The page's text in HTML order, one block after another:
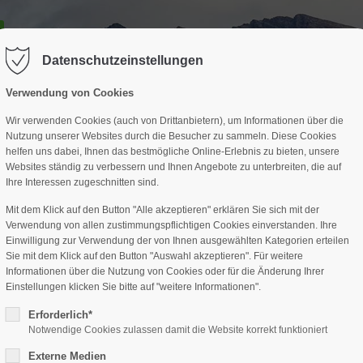
"offcanvas-col2" existiert leider
Der Eintrag "offcanvas-col3"
nicht.
Datenschutzeinstellungen
Verwendung von Cookies
Wir verwenden Cookies (auch von Drittanbietern), um Informationen über die
Nutzung unserer Websites durch die Besucher zu sammeln. Diese Cookies
helfen uns dabei, Ihnen das bestmögliche Online-Erlebnis zu bieten, unsere
Websites ständig zu verbessern und Ihnen Angebote zu unterbreiten, die auf
Ihre Interessen zugeschnitten sind.
Mit dem Klick auf den Button "Alle akzeptieren" erklären Sie sich mit der
Verwendung von allen zustimmungspflichtigen Cookies einverstanden. Ihre
Einwilligung zur Verwendung der von Ihnen ausgewählten Kategorien erteilen
Sie mit dem Klick auf den Button "Auswahl akzeptieren". Für weitere
Informationen über die Nutzung von Cookies oder für die Änderung Ihrer
Einstellungen klicken Sie bitte auf "weitere Informationen".
Erforderlich*
Notwendige Cookies zulassen damit die Website korrekt funktioniert
Externe Medien